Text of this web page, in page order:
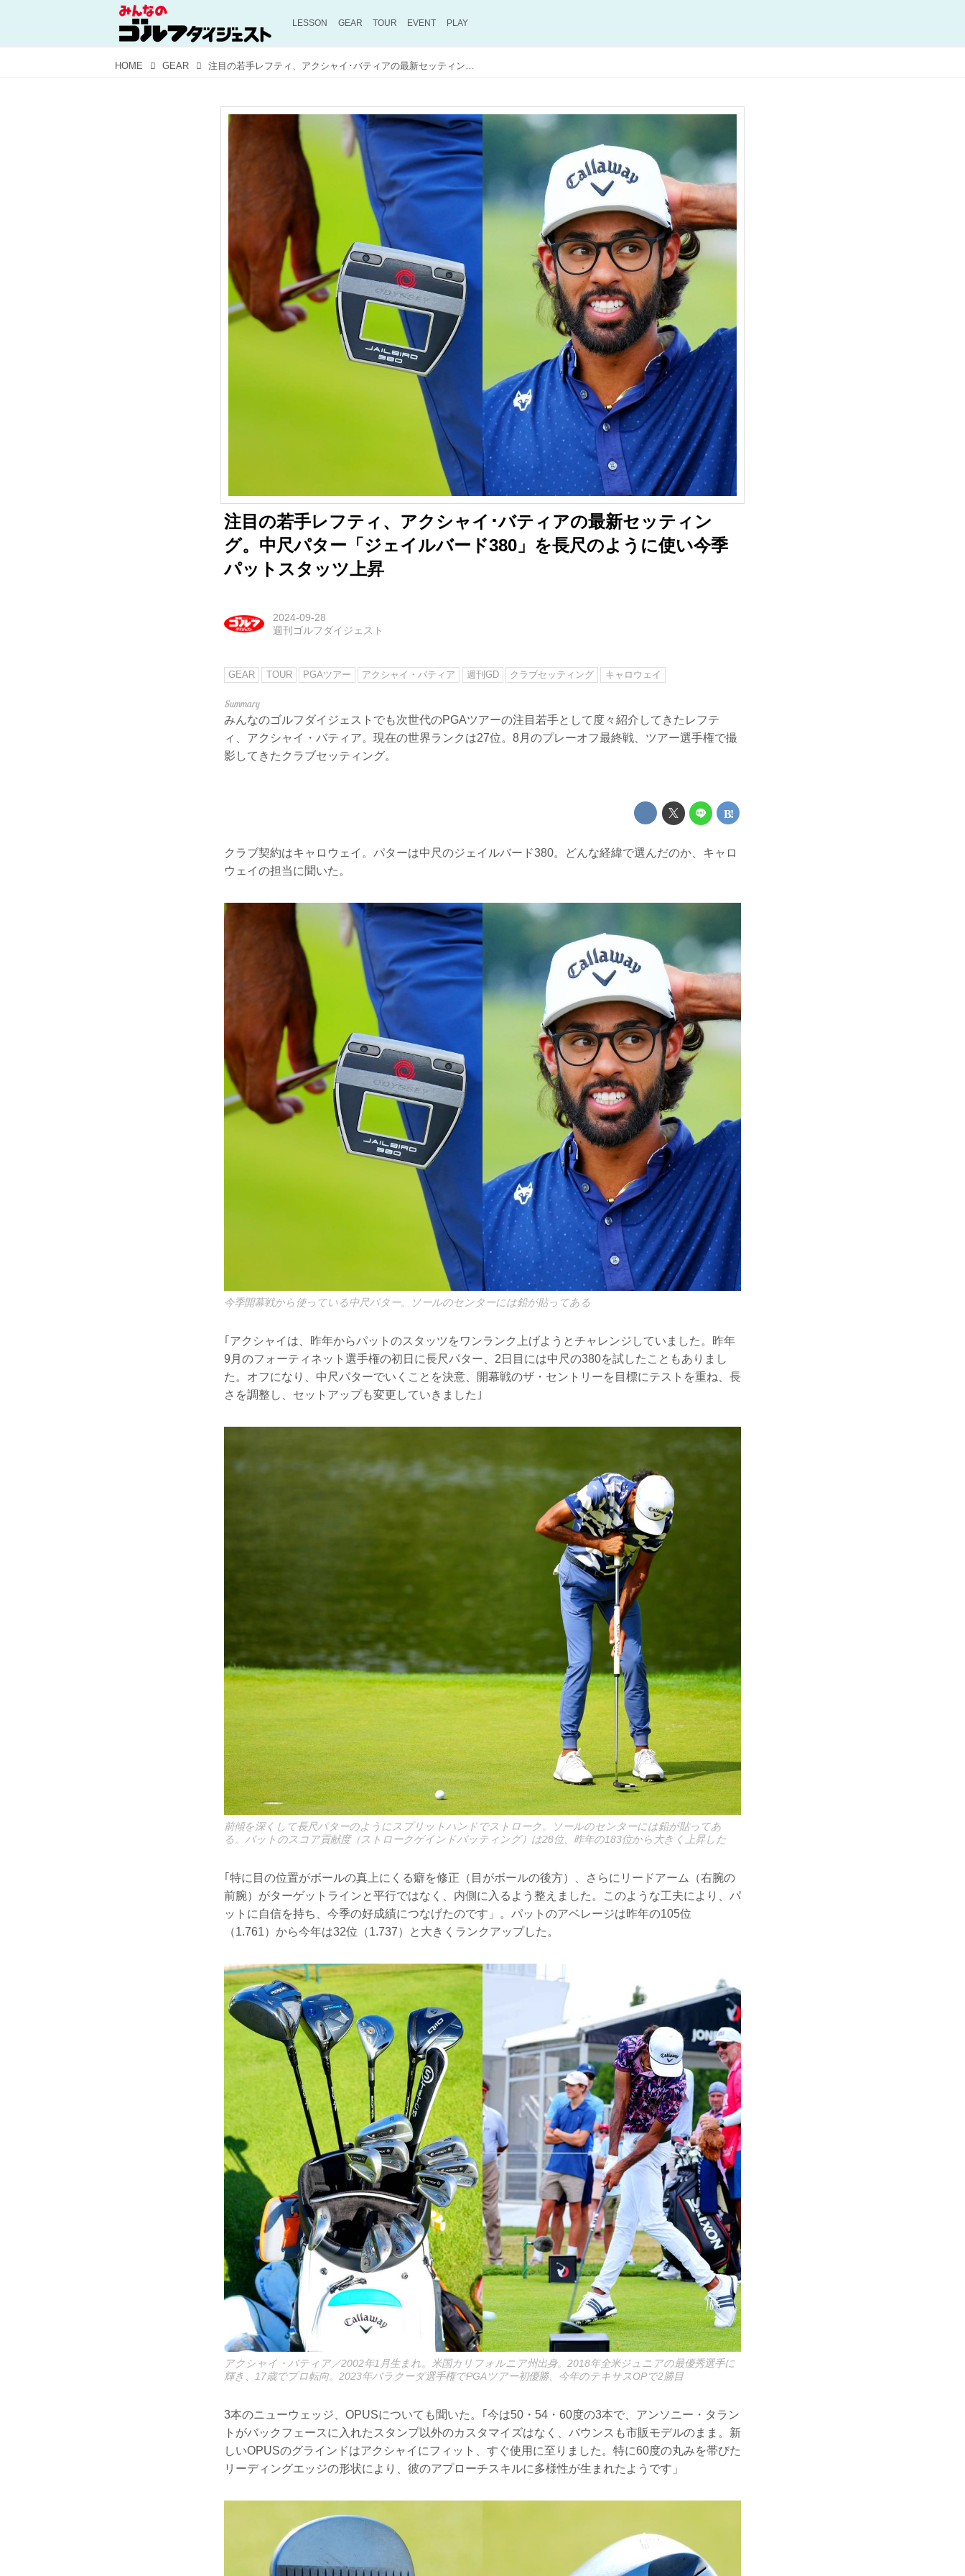
LESSON GEAR TOUR EVENT PLAY
HOME GEAR 注目の若手レフティ、アクシャイ･バティアの最新セッティング。中尺パター「ジェイルバード380」を長尺のように使い今季パットスタッツ上昇
注目の若手レフティ、アクシャイ･バティアの最新セッティン
グ。中尺パター「ジェイルバード380」を長尺のように使い今季
パットスタッツ上昇
2024-09-28
週刊ゴルフダイジェスト
GEAR TOUR PGAツアー アクシャイ・バティア 週刊GD クラブセッティング キャロウェイ
みんなのゴルフダイジェストでも次世代のPGAツアーの注目若手として度々紹介してきたレフテ
ィ、アクシャイ・バティア。現在の世界ランクは27位。8月のプレーオフ最終戦、ツアー選手権で撮
影してきたクラブセッティング。
クラブ契約はキャロウェイ。パターは中尺のジェイルバード380。どんな経緯で選んだのか、キャロ
ウェイの担当に聞いた。
今季開幕戦から使っている中尺パター。ソールのセンターには鉛が貼ってある
｢アクシャイは、昨年からパットのスタッツをワンランク上げようとチャレンジしていました。昨年
9月のフォーティネット選手権の初日に長尺パター、2日目には中尺の380を試したこともありまし
た。オフになり、中尺パターでいくことを決意、開幕戦のザ・セントリーを目標にテストを重ね、長
さを調整し、セットアップも変更していきました｣
前傾を深くして長尺パターのようにスプリットハンドでストローク。ソールのセンターには鉛が貼ってあ
る。パットのスコア貢献度（ストロークゲインドパッティング）は28位、昨年の183位から大きく上昇した
｢特に目の位置がボールの真上にくる癖を修正（目がボールの後方）、さらにリードアーム（右腕の
前腕）がターゲットラインと平行ではなく、内側に入るよう整えました。このような工夫により、パ
ットに自信を持ち、今季の好成績につなげたのです」。パットのアベレージは昨年の105位
（1.761）から今年は32位（1.737）と大きくランクアップした。
アクシャイ・バティア／2002年1月生まれ。米国カリフォルニア州出身。2018年全米ジュニアの最優秀選手に
輝き、17歳でプロ転向。2023年バラクーダ選手権でPGAツアー初優勝、今年のテキサスOPで2勝目
3本のニューウェッジ、OPUSについても聞いた。｢今は50・54・60度の3本で、アンソニー・タラン
トがバックフェースに入れたスタンプ以外のカスタマイズはなく、バウンスも市販モデルのまま。新
しいOPUSのグラインドはアクシャイにフィット、すぐ使用に至りました。特に60度の丸みを帯びた
リーディングエッジの形状により、彼のアプローチスキルに多様性が生まれたようです」